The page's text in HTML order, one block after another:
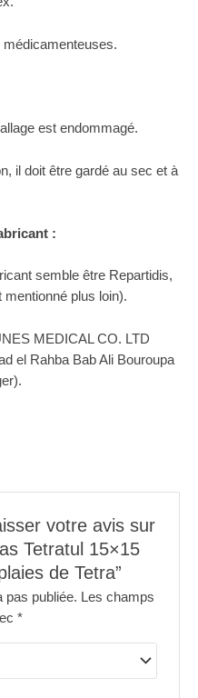
médicamenteuses.
est endommagé.
il doit être gardé au sec et à
:
semble être Repartidis,
mentionné plus loin).
MEDICAL CO. LTD
el Rahba Bab Ali Bouroupa
votre avis sur
Tetratul 15×15
de Tetra”
pas publiée. Les champs
*